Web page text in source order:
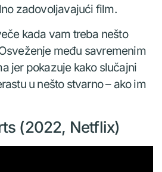
zadovoljavajući film.
kada vam treba nešto
među savremenim
jer pokazuje kako slučajni
u nešto stvarno – ako im
(2022, Netflix)